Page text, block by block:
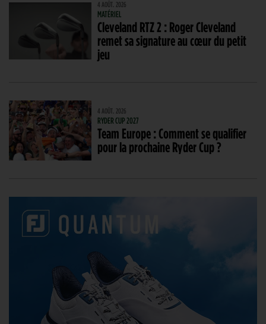
4 AOÛT. 2026
MATÉRIEL
Cleveland RTZ 2 : Roger Cleveland
remet sa signature au cœur du petit
jeu
4 AOÛT. 2026
RYDER CUP 2027
Team Europe : Comment se qualifier
pour la prochaine Ryder Cup ?